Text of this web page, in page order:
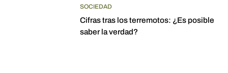
SOCIEDAD
Cifras tras los terremotos: ¿Es posible
saber la verdad?